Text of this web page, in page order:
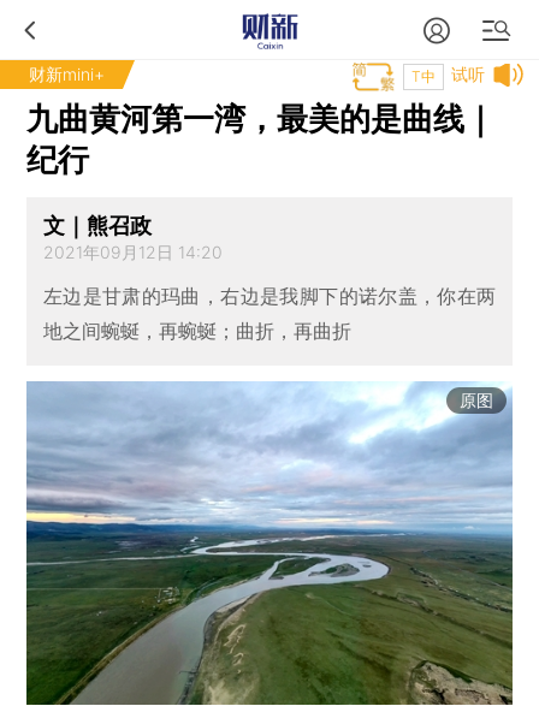
财新mini+ 试听
T中
九曲黄河第一湾，最美的是曲线｜
纪行
文｜熊召政
2021年09月12日 14:20
左边是甘肃的玛曲，右边是我脚下的诺尔盖，你在两
地之间蜿蜒，再蜿蜒；曲折，再曲折
原图